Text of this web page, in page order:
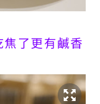
了更有鹹香